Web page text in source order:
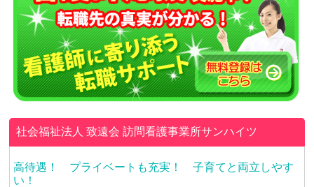
社会福祉法人 致遠会訪問看護事業所サンハイツ
高待遇！ プライベートも充実！ 子育てと両立しやす
い！